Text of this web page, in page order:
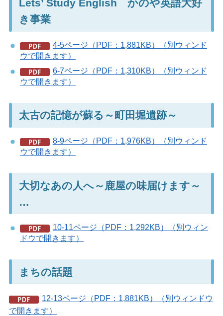
Lets’ Study English かのや英語大好
き事業
4-5ページ（PDF：1,881KB）（別ウィンド
ウで開きます）
6-7ページ（PDF：1,310KB）（別ウィンド
ウで開きます）
太古の記憶が蘇る～町田堀遺跡～
8-9ページ（PDF：1,976KB）（別ウィンド
ウで開きます）
大切なあの人へ～鹿屋の味届けます～
…
10-11ページ（PDF：1,292KB）（別ウィン
ドウで開きます）
まちの話題
12-13ページ（PDF：1,881KB）（別ウィンドウ
で開きます）